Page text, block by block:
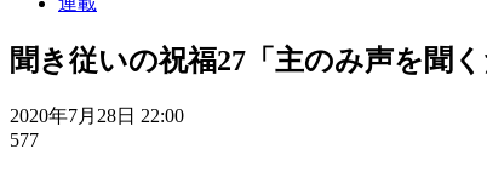
聞き従いの祝福27「主のみ声を聞
2020年7月28日 22:00
577